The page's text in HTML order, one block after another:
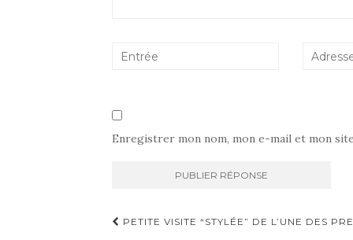
Enregistrer mon nom, mon e-mail et mon
Navigation
PETITE VISITE “STYLÉE” DE L’UNE DES